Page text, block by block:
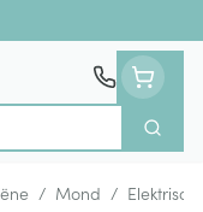
Zoek
/ Mond /